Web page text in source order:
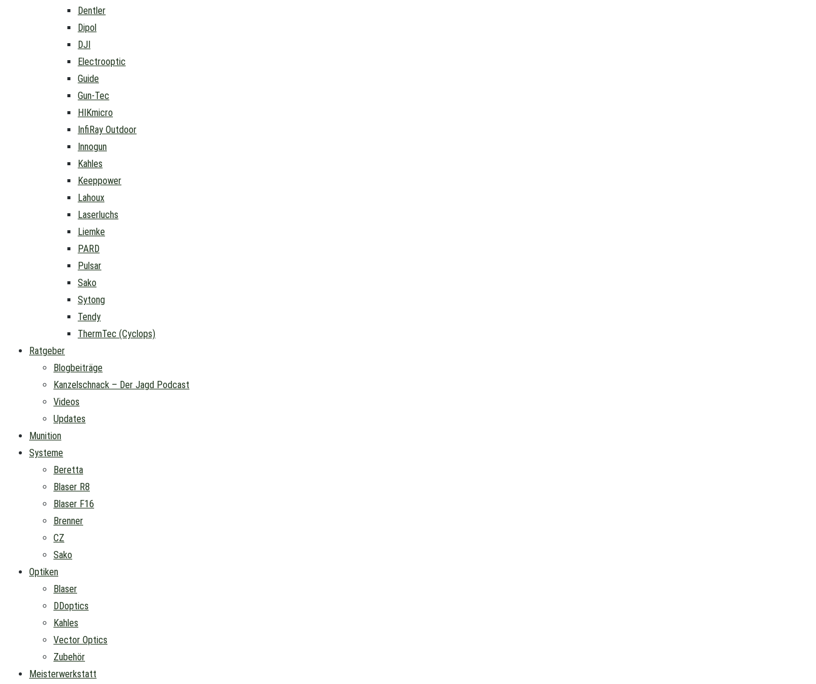
Dentler
Dipol
DJI
Electrooptic
Guide
Gun-Tec
HIKmicro
InfiRay Outdoor
Innogun
Kahles
Keeppower
Lahoux
Laserluchs
Liemke
PARD
Pulsar
Sako
Sytong
Tendy
ThermTec (Cyclops)
Ratgeber
Blogbeiträge
Kanzelschnack – Der Jagd Podcast
Videos
Updates
Munition
Systeme
Beretta
Blaser R8
Blaser F16
Brenner
CZ
Sako
Optiken
Blaser
DDoptics
Kahles
Vector Optics
Zubehör
Meisterwerkstatt